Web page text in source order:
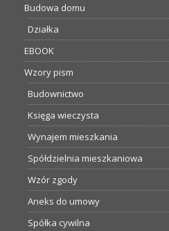
Budowa domu
Działka
EBOOK
Wzory pism
Budownictwo
Księga wieczysta
Wynajem mieszkania
Spółdzielnia mieszkaniowa
Wzór zgody
Aneks do umowy
Spółka cywilna